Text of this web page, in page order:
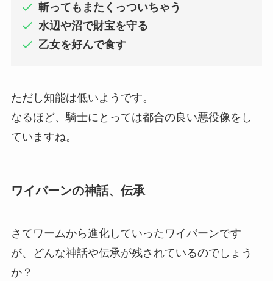
斬ってもまたくっついちゃう
水辺や沼で財宝を守る
乙女を好んで食す
ただし知能は低いようです。
なるほど、騎士にとっては都合の良い悪役像をし
ていますね。
ワイバーンの神話、伝承
さてワームから進化していったワイバーンです
が、どんな神話や伝承が残されているのでしょう
か？